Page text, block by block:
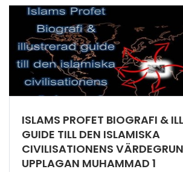
ISLAMS PROFET BIOGRAFI &
GUIDE TILL DEN ISLAMISKA
CIVILISATIONENS
UPPLAGAN MUHAMMAD 1